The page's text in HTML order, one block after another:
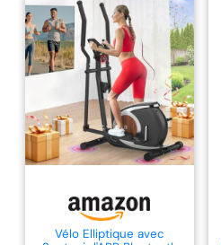
Vélo Elliptique avec